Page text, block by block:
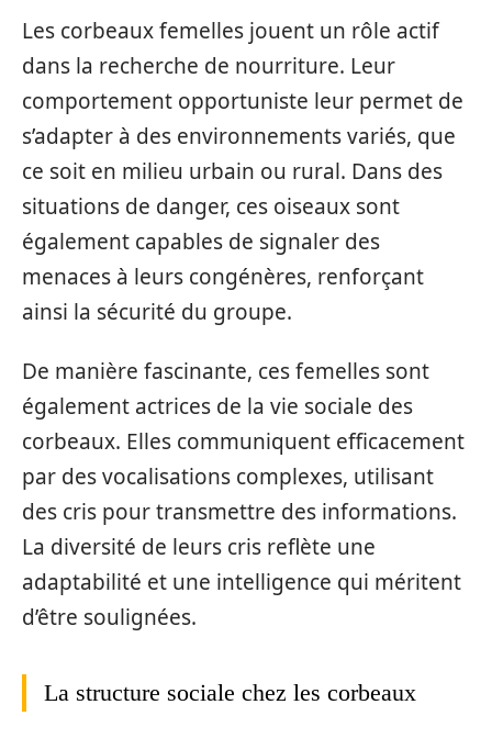
Les corbeaux femelles jouent un rôle actif
dans la recherche de nourriture. Leur
comportement opportuniste leur permet de
s’adapter à des environnements variés, que
ce soit en milieu urbain ou rural. Dans des
situations de danger, ces oiseaux sont
également capables de signaler des
menaces à leurs congénères, renforçant
ainsi la sécurité du groupe.
De manière fascinante, ces femelles sont
également actrices de la vie sociale des
corbeaux. Elles communiquent efficacement
par des vocalisations complexes, utilisant
des cris pour transmettre des informations.
La diversité de leurs cris reflète une
adaptabilité et une intelligence qui méritent
d’être soulignées.
La structure sociale chez les corbeaux